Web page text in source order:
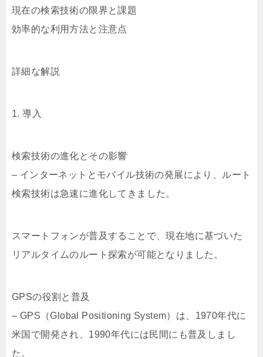
現在の検索技術の限界と課題
効率的な利用方法と注意点
詳細な解説
1. 導入
検索技術の進化とその影響
– インターネットとモバイル技術の発展により、ルート
検索技術は急速に進化してきました。
スマートフォンが普及することで、現在地に基づいた
リアルタイムのルート探索が可能となりました。
GPSの役割と普及
– GPS（Global Positioning System）は、1970年代に
米国で開発され、1990年代には民間にも普及しまし
た。